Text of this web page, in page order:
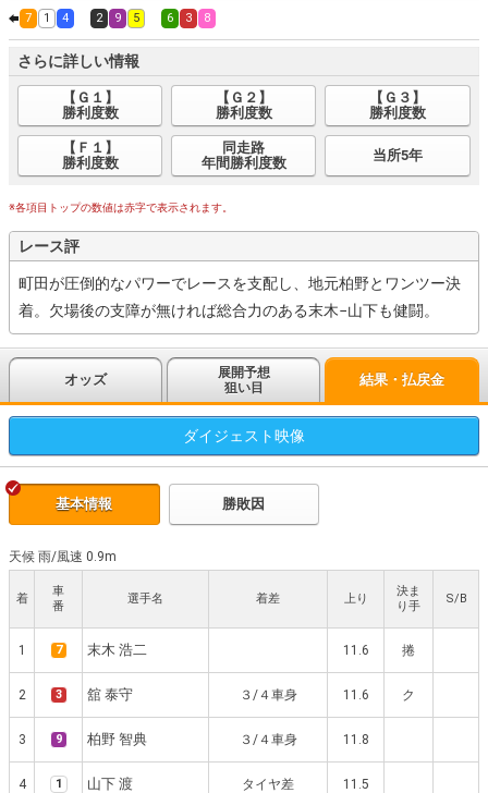
7 1 4 2 9 5 6 3 8
さらに詳しい情報
【Ｇ１】
勝利度数
【Ｇ２】
勝利度数
【Ｇ３】
勝利度数
【Ｆ１】
勝利度数
同走路
年間勝利度数
当所5年
※各項目トップの数値は赤字で表示されます。
レース評
町田が圧倒的なパワーでレースを支配し、地元柏野とワンツー決
着。欠場後の支障が無ければ総合力のある末木−山下も健闘。
オッズ
展開予想
狙い目
結果・払戻金
ダイジェスト映像
基本情報 勝敗因
天候 雨/風速 0.9m
着
車
番
選手名 着差 上り
決ま
り手
S/B
1 7 末木 浩二 11.6 捲
2 3 舘 泰守 ３/４車身 11.6 ク
3 9 柏野 智典 ３/４車身 11.8
4 1 山下 渡 タイヤ差 11.5